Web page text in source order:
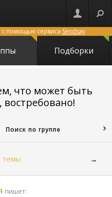
с помощью сервиса Sendsay
Подборки
что может быть
востребовано!
Поиск по группе
темы →
пишет: